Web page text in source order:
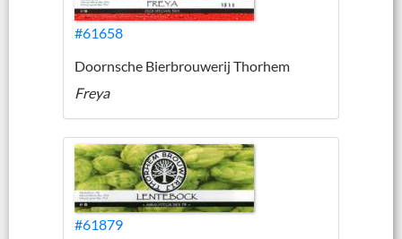
#61658
Doornsche Bierbrouwerij Thorhem
Freya
#61879